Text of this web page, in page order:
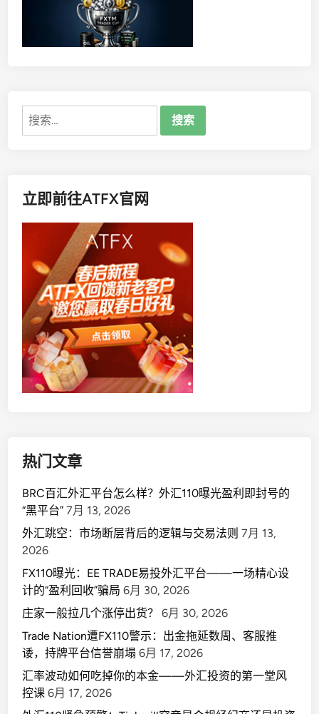
搜
索：
立即前往ATFX官网
热门文章
BRC百汇外汇平台怎么样？外汇110曝光盈利即封号的
“黑平台” 7月 13, 2026
外汇跳空：市场断层背后的逻辑与交易法则 7月 13,
2026
FX110曝光：EE TRADE易投外汇平台——一场精心设
计的“盈利回收”骗局 6月 30, 2026
庄家一般拉几个涨停出货？
6月 30, 2026
Trade Nation遭FX110警示：出金拖延数周、客服推
诿，持牌平台信誉崩塌 6月 17, 2026
汇率波动如何吃掉你的本金——外汇投资的第一堂风
控课 6月 17, 2026